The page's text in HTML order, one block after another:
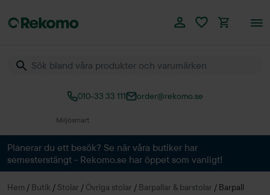
010-33 33 111 order@rekomo.se
Planerar du ett besök? Se när våra butiker har
semesterstängt - Rekomo.se har öppet som vanligt!
Hem / Butik / Stolar / Övriga stolar / Barpallar & barstolar / Barpall